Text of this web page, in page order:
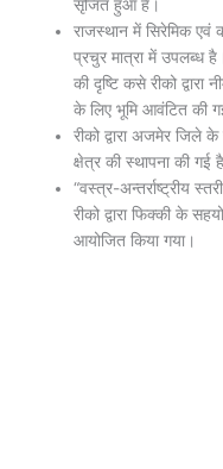
सृजित हुआ है।
राजस्थान में सिरेमिक एवं
प्रचुर मात्रा में उपलब्ध
की दृष्टि कसे रीको द्वारा
के लिए भूमि आवंटित की
रीको द्वारा अजमेर जिले
क्षेत्र की स्थापना की गई
“वस्त्र-अन्तर्राष्ट्रीय
रीको द्वारा फिक्की के
आयोजित किया गया।